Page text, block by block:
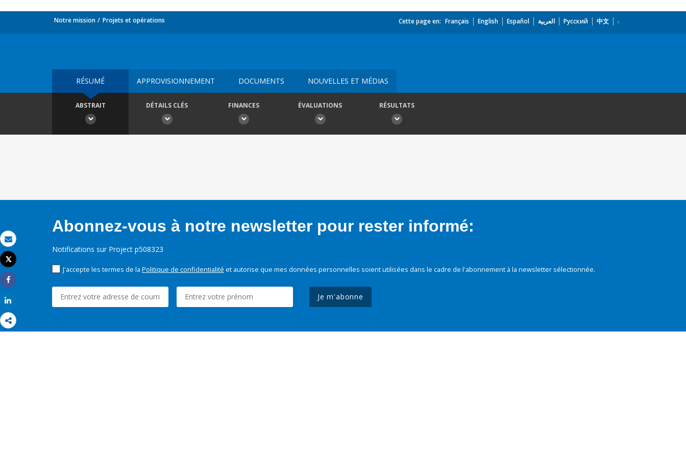
Email
Imprimer
Tweet
Share
Notre mission Projets et opérations Cette page en: Français English Español العربية Русский 中文
RÉSUMÉ APPROVISIONNEMENT DOCUMENTS NOUVELLES ET MÉDIAS
ABSTRAIT DÉTAILS CLÉS FINANCES ÉVALUATIONS RÉSULTATS
Abonnez-vous à notre newsletter pour rester informé:
Notifications sur Project p508323
J'accepte les termes de la Politique de confidentialité et autorise que mes données personnelles soient utilisées dans le cadre de l'abonnement à la newsletter sélectionnée.
Je m'abonne